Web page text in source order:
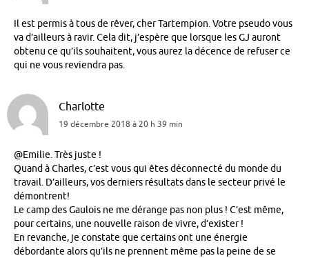
Il est permis à tous de rêver, cher Tartempion. Votre pseudo vous
va d’ailleurs à ravir. Cela dit, j’espère que lorsque les GJ auront
obtenu ce qu’ils souhaitent, vous aurez la décence de refuser ce
qui ne vous reviendra pas.
Charlotte
19 décembre 2018 à 20 h 39 min
@Emilie. Très juste !
Quand à Charles, c’est vous qui êtes déconnecté du monde du
travail. D’ailleurs, vos derniers résultats dans le secteur privé le
démontrent!
Le camp des Gaulois ne me dérange pas non plus ! C’est même,
pour certains, une nouvelle raison de vivre, d’exister !
En revanche, je constate que certains ont une énergie
débordante alors qu’ils ne prennent même pas la peine de se